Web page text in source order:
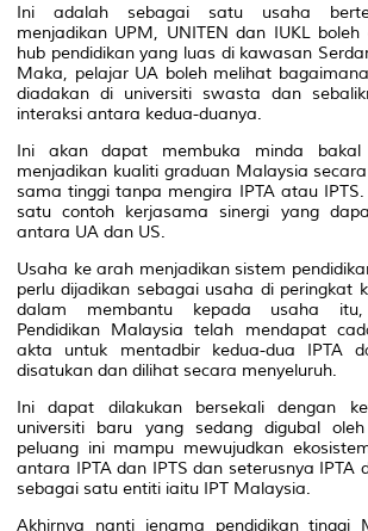
Ini adalah sebagai satu usaha
menjadikan UPM, UNITEN dan IUKL
hub pendidikan yang luas di kawasan
Maka, pelajar UA boleh melihat
diadakan di universiti swasta dan
interaksi antara kedua-duanya.
Ini akan dapat membuka minda bakal
menjadikan kualiti graduan Malaysia
sama tinggi tanpa mengira IPTA atau
satu contoh kerjasama sinergi yang
antara UA dan US.
Usaha ke arah menjadikan sistem
perlu dijadikan sebagai usaha di peringkat
dalam membantu kepada usaha itu,
Pendidikan Malaysia telah mendapat
akta untuk mentadbir kedua-dua IPTA
disatukan dan dilihat secara menyeluruh.
Ini dapat dilakukan bersekali dengan
universiti baru yang sedang digubal
peluang ini mampu mewujudkan
antara IPTA dan IPTS dan seterusnya IPTA
sebagai satu entiti iaitu IPT Malaysia.
Akhirnya nanti jenama pendidikan tinggi